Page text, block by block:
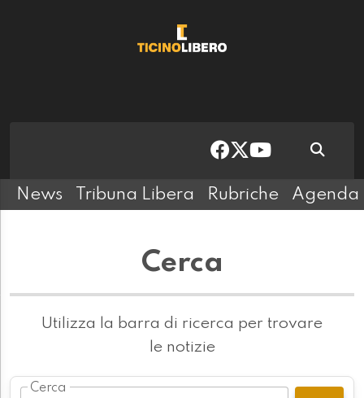
News Tribuna Libera Rubriche Agenda
Cerca
Utilizza la barra di ricerca per trovare
le notizie
Cerca